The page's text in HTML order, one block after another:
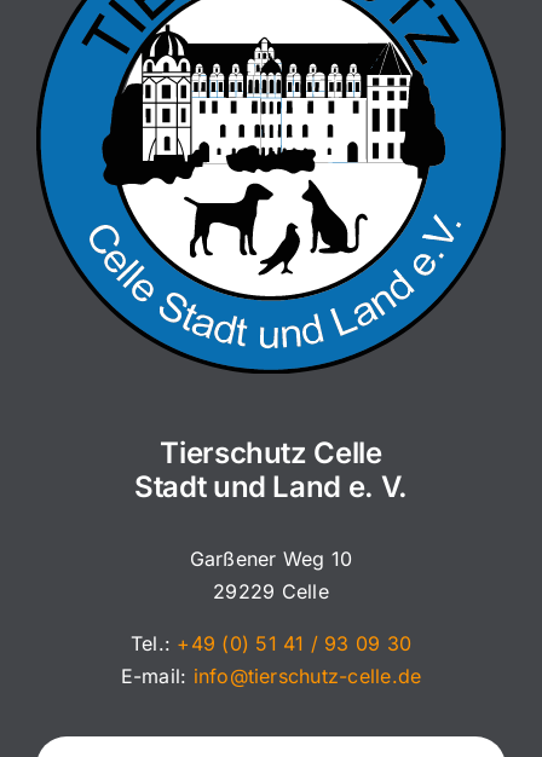
Tierschutz Celle
Stadt und Land e. V.
Garßener Weg 10
29229 Celle
Tel.: +49 (0) 51 41 / 93 09 30
E-mail: info@tierschutz-celle.de